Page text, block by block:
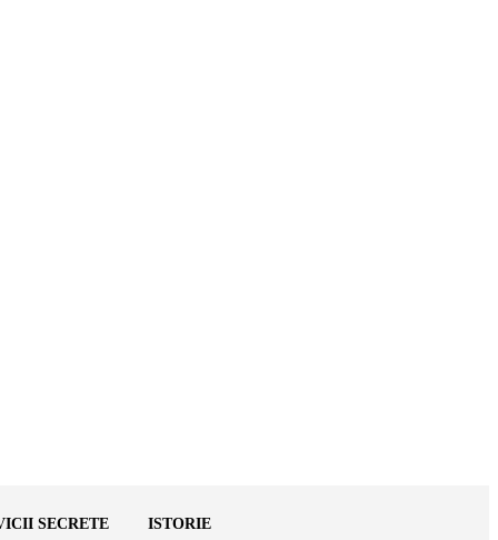
SECRETE ISTORIE